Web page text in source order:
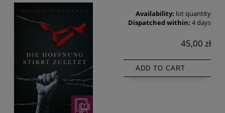
Availability: lot quantity
Dispatched within: 4 days
45,00 zł
ADD TO CART